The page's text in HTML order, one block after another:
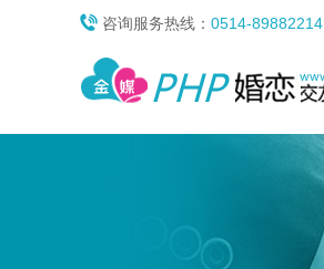
 咨询服务热线： 0514-89882214